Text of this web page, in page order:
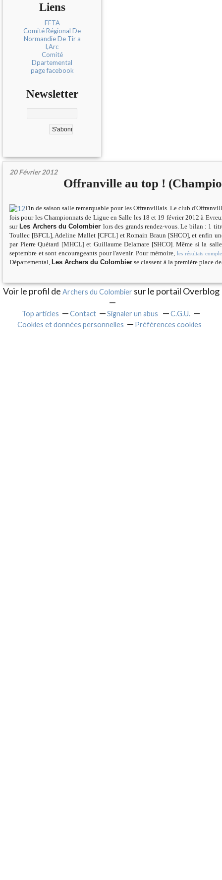
Liens
FFTA
Comité Régional De
Normandie De Tir a
l,Arc
Comité
Dpartemental
page facebook
Newsletter
20 Février 2012
Offranville au top !
Fin de saison salle remarquable pour les Offranvillais. Le club
fois pour les Championnats de Ligue en Salle les 18 et 19 février 2012 à
sur Les Archers du Colombier lors des grands rendez-vous. Le bilan : 1
Toullec [BFCL], Adeline Mallet [CFCL] et Romain Braun [SHCO], et enfin
par Pierre Quétard [MHCL] et Guillaume Delamare [SHCO]. Même si la
septembre et sont encourageants pour l'avenir. Pour mémoire, les résultats
Départemental, Les Archers du Colombier se classent à la première place
Voir le profil de Archers du Colombier sur le portail Overblog
Top articles Contact Signaler un abus
C.G.U.
Cookies et données personnelles
Préférences cookies